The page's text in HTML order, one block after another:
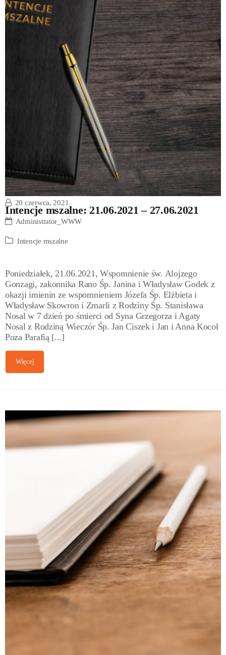
Intencje mszalne: 21.06.2021 – 27.06.2021
20 czerwca, 2021
Administrator_WWW
Intencje mszalne
Poniedziałek, 21.06.2021, Wspomnienie św. Alojzego
Gonzagi, zakonnika Rano Śp. Janina i Władysław Godek z
okazji imienin ze wspomnieniem Józefa Śp. Elżbieta i
Władysław Skowron i Zmarli z Rodziny Śp. Stanisława
Nosal w 7 dzień po śmierci od Syna Grzegorza i Agaty
Nosal z Rodziną Wieczór Śp. Jan Ciszek i Jan i Anna Kocoł
Poza Parafią [...]
Więcej